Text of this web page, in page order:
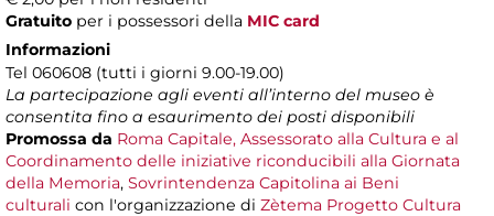
Gratuito per i possessori della MIC card
Informazioni
Tel 060608 (tutti i giorni 9.00-19.00)
La partecipazione agli eventi all’interno del museo è
consentita fino a esaurimento dei posti disponibili
Promossa da Roma Capitale, Assessorato alla Cultura e al
Coordinamento delle iniziative riconducibili alla Giornata
della Memoria, Sovrintendenza Capitolina ai Beni
culturali con l'organizzazione di Zètema Progetto Cultura